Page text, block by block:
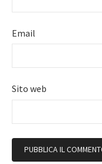
Email
Sito web